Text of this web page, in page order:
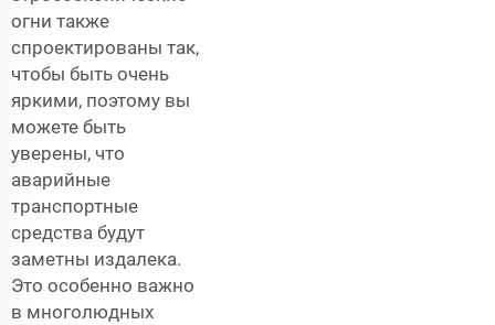
огни также
спроектированы так,
чтобы быть очень
яркими, поэтому вы
можете быть
уверены, что
аварийные
транспортные
средства будут
заметны издалека.
Это особенно важно
в многолюдных